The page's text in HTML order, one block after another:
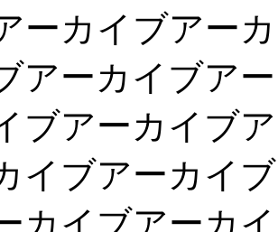
ーカイブアー
アーカイブア
ブアーカイブ
イブアーカイ
カイブアーカ